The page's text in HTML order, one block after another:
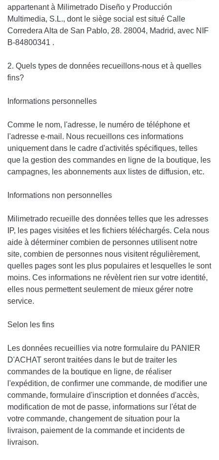
appartenant à Milimetrado Diseño y Producción
Multimedia, S.L., dont le siège social est situé Calle
Corredera Alta de San Pablo, 28. 28004, Madrid, avec NIF
B-84800341 .
2. Quels types de données recueillons-nous et à quelles
fins?
Informations personnelles
Comme le nom, l'adresse, le numéro de téléphone et
l'adresse e-mail. Nous recueillons ces informations
uniquement dans le cadre d'activités spécifiques, telles
que la gestion des commandes en ligne de la boutique, les
campagnes, les abonnements aux listes de diffusion, etc.
Informations non personnelles
Milimetrado recueille des données telles que les adresses
IP, les pages visitées et les fichiers téléchargés. Cela nous
aide à déterminer combien de personnes utilisent notre
site, combien de personnes nous visitent régulièrement,
quelles pages sont les plus populaires et lesquelles le sont
moins. Ces informations ne révèlent rien sur votre identité,
elles nous permettent seulement de mieux gérer notre
service.
Selon les fins
Les données recueillies via notre formulaire du PANIER
D'ACHAT seront traitées dans le but de traiter les
commandes de la boutique en ligne, de réaliser
l'expédition, de confirmer une commande, de modifier une
commande, formulaire d'inscription et données d'accès,
modification de mot de passe, informations sur l'état de
votre commande, changement de situation pour la
livraison, paiement de la commande et incidents de
livraison.